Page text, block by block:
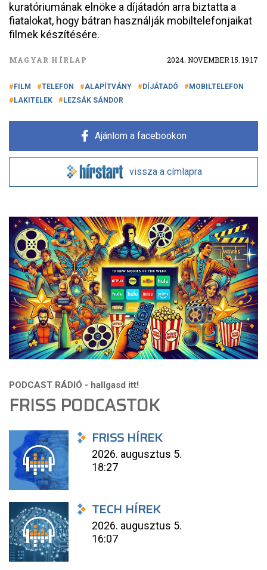
kuratóriumának elnöke a díjátadón arra biztatta a
fiatalokat, hogy bátran használják mobiltelefonjaikat
filmek készítésére.
MAGYAR HÍRLAP 2024. NOVEMBER 15. 19:17
FILM TELEFON ALAPÍTVÁNY DÍJÁTADÓ
MOBILTELEFON
LAKITELEK
LEZSÁK SÁNDOR
Ajánlom a facebookon
vissza a címlapra
FRISS PODCASTOK
FRISS HÍREK
2026. augusztus 5.
18:27
TECH HÍREK
2026. augusztus 5.
16:07